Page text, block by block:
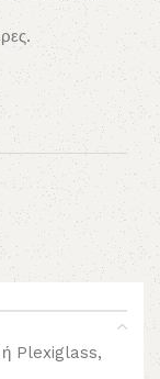
ή Plexiglass,